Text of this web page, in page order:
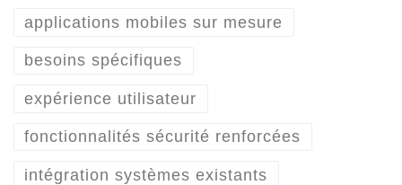
applications mobiles sur mesure
besoins spécifiques
expérience utilisateur
fonctionnalités sécurité renforcées
intégration systèmes existants